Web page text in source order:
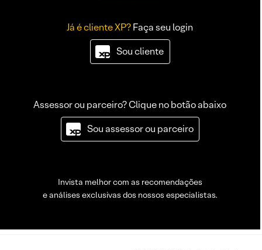
Já é cliente XP?Faça seu login
Sou cliente
Assessor ou parceiro? Clique no botão abaixo
Sou assessor ou parceiro
Invista melhor com as recomendações
e análises exclusivas dos nossos especialistas.